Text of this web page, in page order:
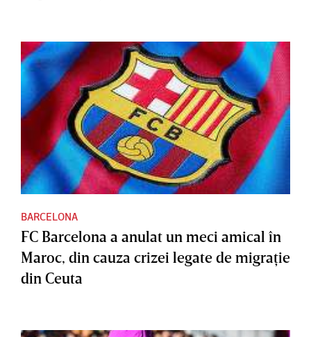
BARCELONA
FC Barcelona a anulat un meci amical în
Maroc, din cauza crizei legate de migraţie
din Ceuta